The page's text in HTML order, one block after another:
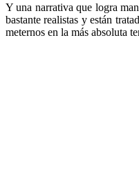
Y una narrativa que logra
bastante realistas y están
meternos en la más absoluta